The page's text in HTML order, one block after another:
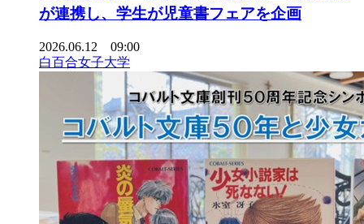
が連携し、学生が児童書フェアを企画
2026.06.12 09:00
白百合女子大学